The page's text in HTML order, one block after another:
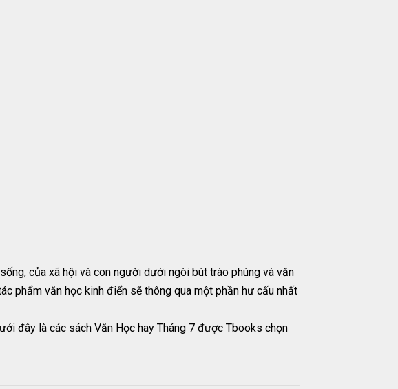
của xã hội và con người dưới ngòi bút trào phúng và văn
phẩm văn học kinh điển sẽ thông qua một phần hư cấu nhất
đây là các sách Văn Học hay Tháng 7 được Tbooks chọn